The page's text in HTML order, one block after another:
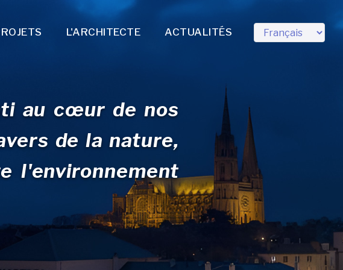
L'ARCHITECTE ACTUALITÉS Language
au cœur de nos
de la nature,
l'environnement